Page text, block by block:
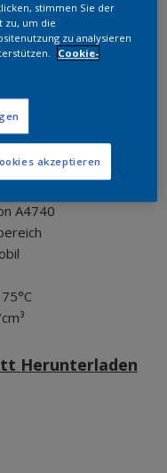
A4740
Herunterladen
stimmen Sie der
zu, um die
zu analysieren
Cookie-
akzeptieren